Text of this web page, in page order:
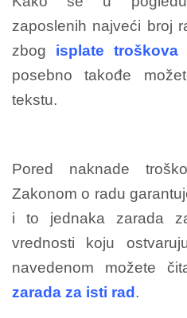
zaposlenih najveći broj
zbog isplate troškova
posebno takođe
tekstu.
Pored naknade
Zakonom o radu
i to jednaka zarada
vrednosti koju
navedenom možete
zarada za isti rad .